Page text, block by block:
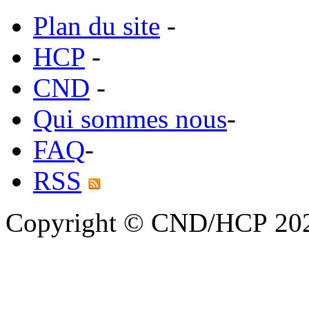
Plan du site -
HCP -
CND -
Qui sommes nous-
FAQ-
RSS
Copyright © CND/HCP